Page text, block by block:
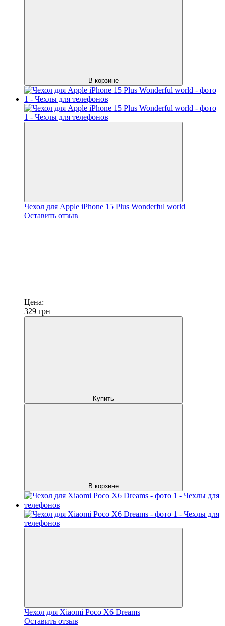
В корзине
Чехол для Apple iPhone 15 Plus Wonderful world
Оставить отзыв
Цена:
329 грн
Купить
В корзине
Чехол для Xiaomi Poco X6 Dreams
Оставить отзыв